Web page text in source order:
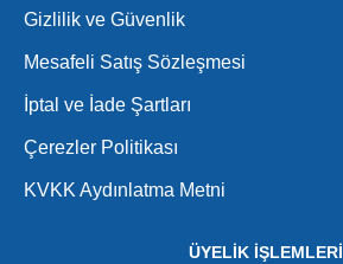
Gizlilik ve Güvenlik
Mesafeli Satış Sözleşmesi
İptal ve İade Şartları
Çerezler Politikası
KVKK Aydınlatma Metni
ÜYELİK İŞLEMLERİ